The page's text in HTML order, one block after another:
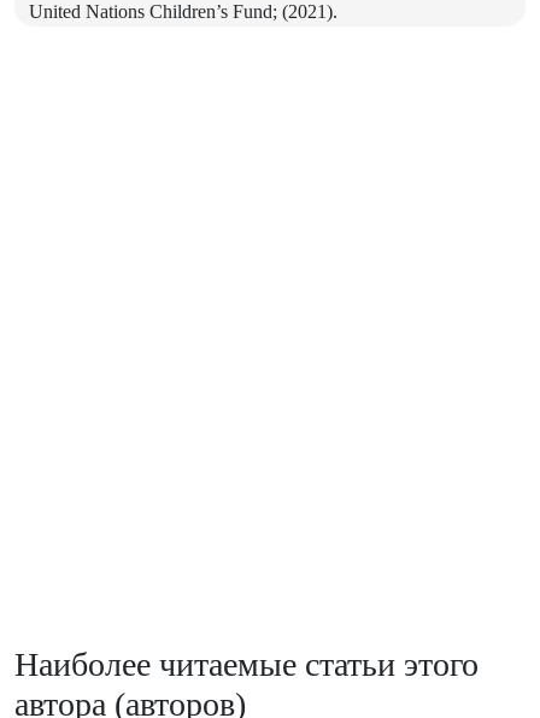
United Nations Children’s Fund; (2021).
Наиболее читаемые статьи этого
автора (авторов)